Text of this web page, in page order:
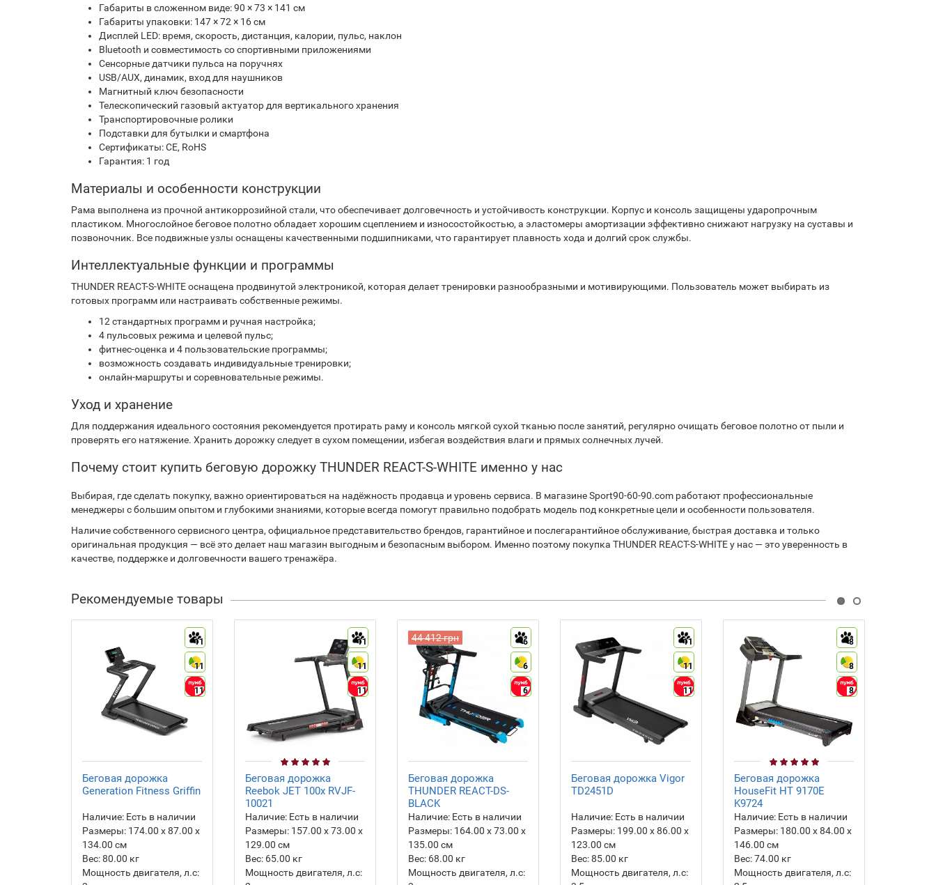
Габариты в сложенном виде: 90 × 73 × 141 см
Габариты упаковки: 147 × 72 × 16 см
Дисплей LED: время, скорость, дистанция, калории, пульс, наклон
Bluetooth и совместимость со спортивными приложениями
Сенсорные датчики пульса на поручнях
USB/AUX, динамик, вход для наушников
Магнитный ключ безопасности
Телескопический газовый актуатор для вертикального хранения
Транспортировочные ролики
Подставки для бутылки и смартфона
Сертификаты: CE, RoHS
Гарантия: 1 год
Материалы и особенности конструкции
Рама выполнена из прочной антикоррозийной стали, что обеспечивает долговечность и устойчивость конструкции. Корпус и консоль защищены ударопрочным
пластиком. Многослойное беговое полотно обладает хорошим сцеплением и износостойкостью, а эластомеры амортизации эффективно снижают нагрузку на суставы и
позвоночник. Все подвижные узлы оснащены качественными подшипниками, что гарантирует плавность хода и долгий срок службы.
Интеллектуальные функции и программы
THUNDER REACT-S-WHITE оснащена продвинутой электроникой, которая делает тренировки разнообразными и мотивирующими. Пользователь может выбирать из
готовых программ или настраивать собственные режимы.
12 стандартных программ и ручная настройка;
4 пульсовых режима и целевой пульс;
фитнес-оценка и 4 пользовательские программы;
возможность создавать индивидуальные тренировки;
онлайн-маршруты и соревновательные режимы.
Уход и хранение
Для поддержания идеального состояния рекомендуется протирать раму и консоль мягкой сухой тканью после занятий, регулярно очищать беговое полотно от пыли и
проверять его натяжение. Хранить дорожку следует в сухом помещении, избегая воздействия влаги и прямых солнечных лучей.
Почему стоит купить беговую дорожку THUNDER REACT-S-WHITE именно у нас
Выбирая, где сделать покупку, важно ориентироваться на надёжность продавца и уровень сервиса. В магазине Sport90-60-90.com работают профессиональные
менеджеры с большим опытом и глубокими знаниями, которые всегда помогут правильно подобрать модель под конкретные цели и особенности пользователя.
Наличие собственного сервисного центра, официальное представительство брендов, гарантийное и послегарантийное обслуживание, быстрая доставка и только
оригинальная продукция — всё это делает наш магазин выгодным и безопасным выбором. Именно поэтому покупка THUNDER REACT-S-WHITE у нас — это уверенность в
качестве, поддержке и долговечности вашего тренажёра.
Рекомендуемые товары
11
11
11
Беговая дорожка
Generation Fitness Griffin
Наличие: Есть в наличии
Размеры: 174.00 х 87.00 х
134.00 см
Вес:80.00 кг
Мощность двигателя, л.с:
11
11
11
Беговая дорожка
Reebok JET 100x RVJF-
10021
Наличие: Есть в наличии
Размеры: 157.00 х 73.00 х
129.00 см
Вес: 65.00 кг
Мощность двигателя, л.с:
6
6
6
44 412 грн
Беговая дорожка
THUNDER REACT-DS-
BLACK
Наличие: Есть в наличии
Размеры: 164.00 х 73.00 х
135.00 см
Вес: 68.00 кг
Мощность двигателя, л.с:
11
11
11
Беговая дорожка Vigor
TD2451D
Наличие: Есть в наличии
Размеры: 199.00 х 86.00 х
123.00 см
Вес:85.00 кг
Мощность двигателя, л.с:
8
8
8
Беговая дорожка
HouseFit HТ 9170E
K9724
Наличие: Есть в наличии
Размеры: 180.00 х 84.00 х
146.00 см
Вес:74.00 кг
Мощность двигателя, л.с: